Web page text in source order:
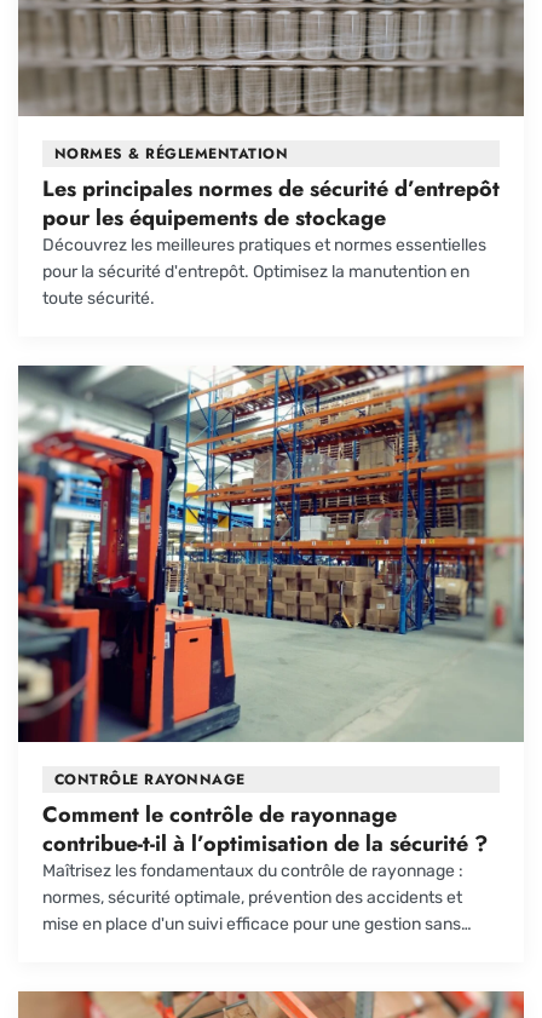
NORMES & RÉGLEMENTATION
Les principales normes de sécurité d’entrepôt
pour les équipements de stockage
Découvrez les meilleures pratiques et normes essentielles
pour la sécurité d'entrepôt. Optimisez la manutention en
toute sécurité.
CONTRÔLE RAYONNAGE
Comment le contrôle de rayonnage
contribue-t-il à l’optimisation de la sécurité ?
Maîtrisez les fondamentaux du contrôle de rayonnage :
normes, sécurité optimale, prévention des accidents et
mise en place d'un suivi efficace pour une gestion sans